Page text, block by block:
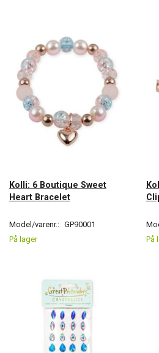
Kolli: 6 Boutique Sweet
Heart Bracelet
Model/varenr.: GP90001
På lager
På